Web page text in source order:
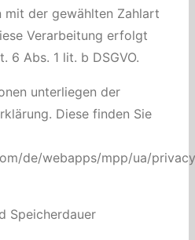
mit der gewählten Zahlart
Verarbeitung erfolgt
6 Abs. 1 lit. b DSGVO.
unterliegen der
Diese finden Sie
de/webapps/mpp/ua/
Speicherdauer